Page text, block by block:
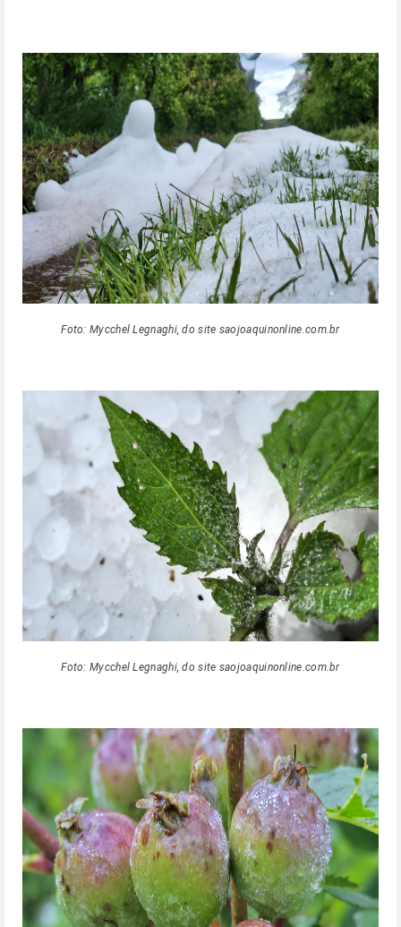
Foto: Mycchel Legnaghi, do site saojoaquinonline.com.br
Foto: Mycchel Legnaghi, do site saojoaquinonline.com.br